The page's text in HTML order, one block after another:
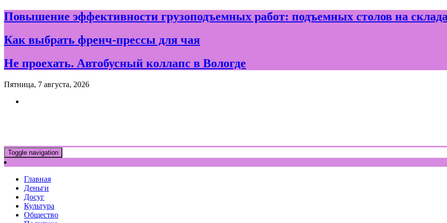
Skip
to
Повышение эффективности грузоподъемных работ: подъемных столов на
Как выбрать френч-прессы для чая
Не проехать. Автобусный коллапс в Вологде
Пятница, 7 августа, 2026
Toggle navigation
Главная
Деньги
Досуг
Культура
Общество